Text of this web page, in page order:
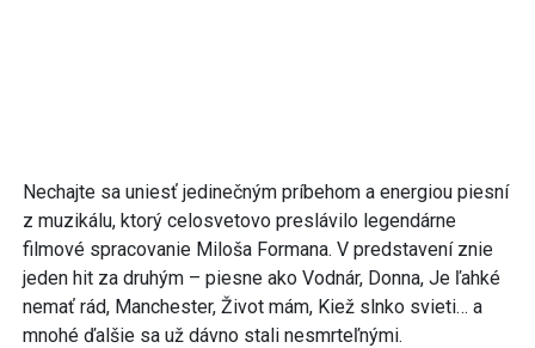
Nechajte sa uniesť jedinečným príbehom a energiou piesní
z muzikálu, ktorý celosvetovo preslávilo legendárne
filmové spracovanie Miloša Formana. V predstavení znie
jeden hit za druhým – piesne ako Vodnár, Donna, Je ľahké
nemať rád, Manchester, Život mám, Kiež slnko svieti… a
mnohé ďalšie sa už dávno stali nesmrteľnými.